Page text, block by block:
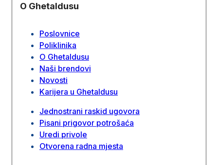
O Ghetaldusu
Poslovnice
Poliklinika
O Ghetaldusu
Naši brendovi
Novosti
Karijera u Ghetaldusu
Jednostrani raskid ugovora
Pisani prigovor potrošaća
Uredi privole
Otvorena radna mjesta